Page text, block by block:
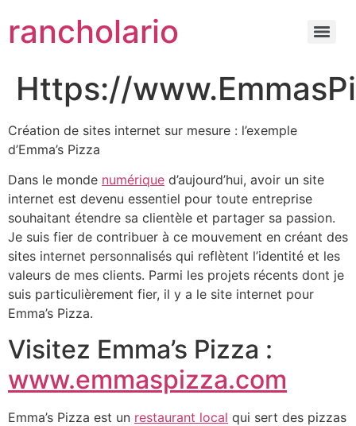
rancholario
Https://
Création de sites internet sur mesure : l’exemple
d’Emma’s Pizza
Dans le monde numérique d’aujourd’hui, avoir un site
internet est devenu essentiel pour toute entreprise
souhaitant étendre sa clientèle et partager sa passion.
Je suis fier de contribuer à ce mouvement en créant des
sites internet personnalisés qui reflètent l’identité et les
valeurs de mes clients. Parmi les projets récents dont je
suis particulièrement fier, il y a le site internet pour
Emma’s Pizza.
Visitez Emma’s Pizza :
www.emmaspizza.com
Emma’s Pizza est un restaurant local qui sert des pizzas